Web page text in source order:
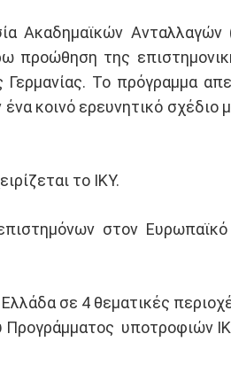
Ακαδημαϊκών Ανταλλαγών
προώθηση της
Το πρόγραμμα
κοινό ερευνητικό σχέδιο
το ΙΚΥ.
στον Ευρωπαϊκό
σε 4 θεματικές
Προγράμματος υποτροφιών